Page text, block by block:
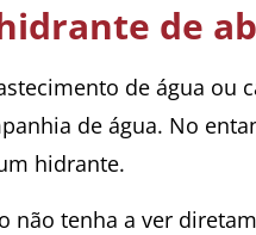
de
de água ou
de água. No
hidrante.
não tenha a ver